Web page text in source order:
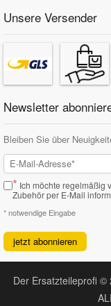
Unsere Versender
Newsletter
Bleiben Sie über
* Ich möchte regelmäßig
Zubehör per E-Mail
* notwendige Eingabe
jetzt abonnieren
Der Ersatzteileprofi ©